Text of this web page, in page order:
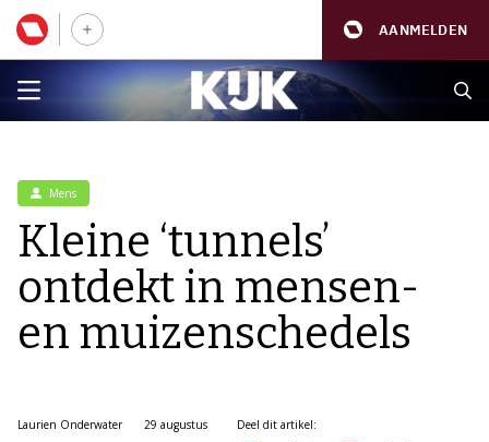
AANMELDEN
Mens
Kleine ‘tunnels’
ontdekt in mensen-
en muizenschedels
Laurien Onderwater
29 augustus
Deel dit artikel: